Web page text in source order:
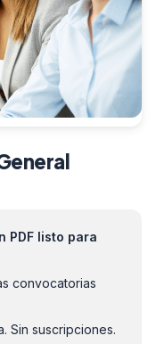
PDF listo para
convocatorias
Sin suscripciones.